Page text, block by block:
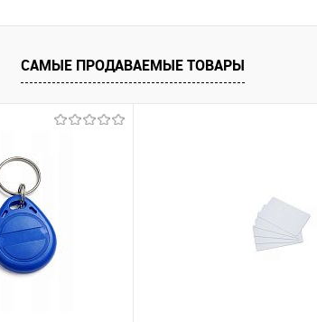
САМЫЕ ПРОДАВАЕМЫЕ ТОВАРЫ